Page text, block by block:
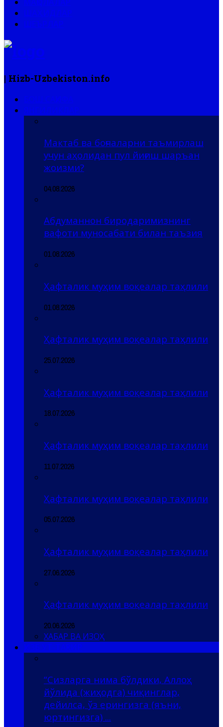
| Hizb-Uzbekiston.info
Мактаб ва боғчаларни таъмирлаш
учун аҳолидан пул йиғиш шаръан
жоизми?
04.08.2026
Абдуманнон биродаримизнинг
вафоти муносабати билан таъзия
01.08.2026
Ҳафталик муҳим воқеалар таҳлили
01.08.2026
Ҳафталик муҳим воқеалар таҳлили
25.07.2026
Ҳафталик муҳим воқеалар таҳлили
18.07.2026
Ҳафталик муҳим воқеалар таҳлили
11.07.2026
Ҳафталик муҳим воқеалар таҳлили
05.07.2026
Ҳафталик муҳим воқеалар таҳлили
27.06.2026
Ҳафталик муҳим воқеалар таҳлили
20.06.2026
ХАБАР ВА ИЗОҲ
“Сизларга нима бўлдики, Аллоҳ
йўлида (жиҳодга) чиқинглар,
дейилса, ўз ерингизга (яъни,
юртингизга) ...